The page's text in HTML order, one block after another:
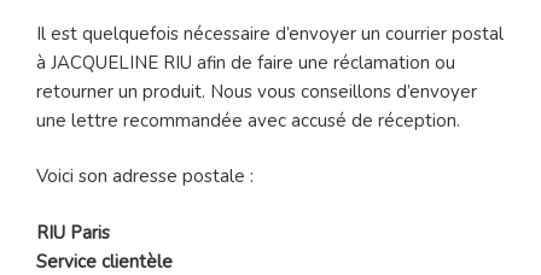
Il est quelquefois nécessaire d’envoyer un courrier postal
à JACQUELINE RIU afin de faire une réclamation ou
retourner un produit. Nous vous conseillons d’envoyer
une lettre recommandée avec accusé de réception.
Voici son adresse postale :
RIU Paris
Service clientèle